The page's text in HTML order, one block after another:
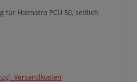
für Holmatro PCU 50, seitlich
Versandkosten